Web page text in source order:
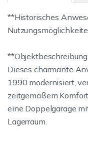
**Historisches
Dieses charmante
1990 modernisiert,
zeitgemäßem
eine Doppelgarage
Lagerraum.